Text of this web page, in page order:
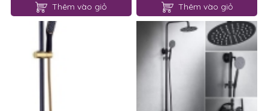
Thêm vào giỏ Thêm vào giỏ